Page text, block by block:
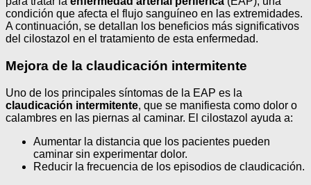
condición que afecta el flujo sanguíneo en las extremidades.
A continuación, se detallan los beneficios más significativos
del cilostazol en el tratamiento de esta enfermedad.
Mejora de la claudicación intermitente
Uno de los principales síntomas de la EAP es la
claudicación intermitente, que se manifiesta como dolor o
calambres en las piernas al caminar. El cilostazol ayuda a:
Aumentar la distancia que los pacientes pueden
caminar sin experimentar dolor.
Reducir la frecuencia de los episodios de claudicación.